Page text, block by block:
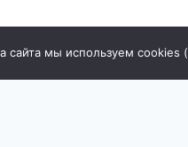
сайта мы используем cookies (